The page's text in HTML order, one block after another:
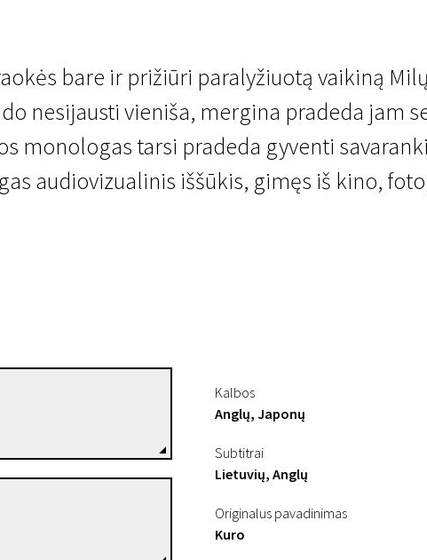
bare ir prižiūri paralyžiuotą vaikiną
nesijausti vieniša, mergina pradeda jam
monologas tarsi pradeda gyventi
audiovizualinis iššūkis, gimęs iš kino,
Kalbos
Anglų, Japonų
Subtitrai
Lietuvių, Anglų
Originalus pavadinimas
Kuro